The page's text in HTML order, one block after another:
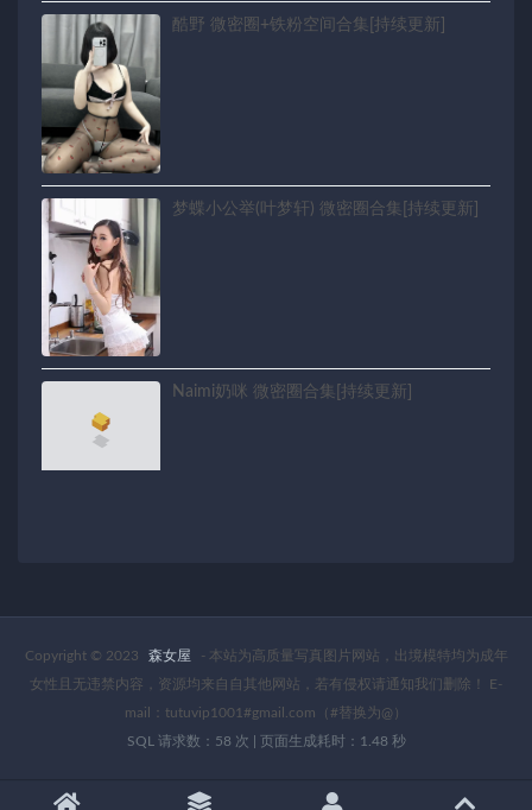
酷野 微密圈+铁粉空间合集[持续更新]
梦蝶小公举(叶梦轩) 微密圈合集[持续更新]
Naimi奶咪 微密圈合集[持续更新]
Copyright © 2023 森女屋
- 本站为高质量写真图片网站，出境模特均为成年
女性且无违禁内容，资源均来自自其他网站，若有侵权请通知我们删除！ E-
mail：tutuvip1001#gmail.com（#替换为@）
SQL 请求数：58 次
页面生成耗时：1.48 秒